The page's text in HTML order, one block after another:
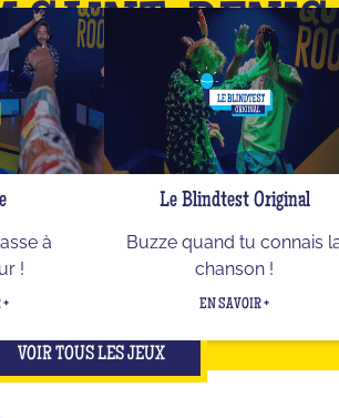
SAINT-
apercu de notre catalogue
à
!
+
Le Blindtest Original
Buzze quand tu connais
chanson !
EN SAVOIR +
VOIR TOUS LES JEUX